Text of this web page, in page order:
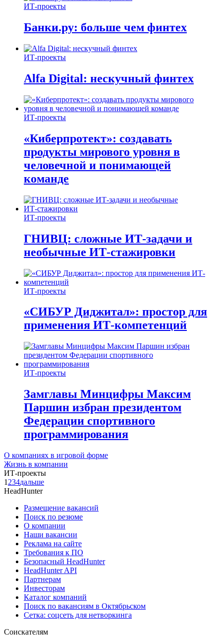
ИТ-проекты
Банки.ру: больше чем финтех
ИТ-проекты
Alfa Digital: нескучный финтех
ИТ-проекты
«Киберпротект»: создавать
продукты мирового уровня в
человечной и понимающей
команде
ИТ-проекты
ГНИВЦ: сложные ИТ‑задачи и
необычные ИТ‑стажировки
ИТ-проекты
«СИБУР Диджитал»: простор для
применения ИТ-компетенций
ИТ-проекты
Замглавы Минцифры Максим
Паршин избран президентом
Федерации спортивного
программирования
О компаниях в игровой форме
Жизнь в компании
ИТ-проекты
1 234дальше
HeadHunter
Размещение вакансий
Поиск по резюме
О компании
Наши вакансии
Реклама на сайте
Требования к ПО
Безопасный HeadHunter
HeadHunter API
Партнерам
Инвесторам
Каталог компаний
Поиск по вакансиям в Октябрьском
Сетка: соцсеть для нетворкинга
Соискателям